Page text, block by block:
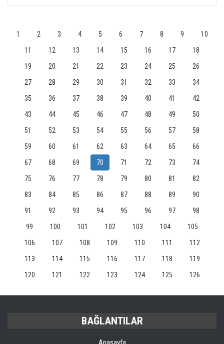
1 2 3 4 5 6 7 8 9
10
11
12 13 14 15 16 17
18
19
20 21 22 23 24 25
26
27
28 29 30 31 32 33
34
35
36 37 38 39 40 41
42
43
44 45 46 47 48 49
50
51
52 53 54 55 56 57
58
59
60 61 62 63 64 65
66
67
68 69 70 71 72 73
74
75
76 77 78 79 80 81
82
83
84 85 86 87 88 89
90
91
92 93 94 95 96 97
98
99
100 101 102 103 104
105
106
107 108 109 110 111
112
113
114 115 116 117 118
119
120
121 122 123 124 125 126
BAĞLANTILAR